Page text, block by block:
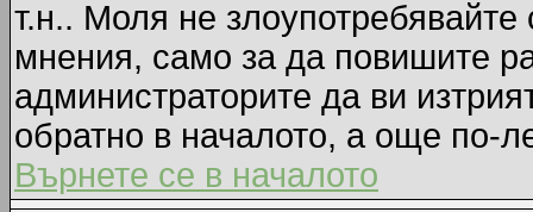
т.н.. Моля не
мнения, само за да повишите
администраторите да ви
обратно в началото, а още по-
Върнете се в началото